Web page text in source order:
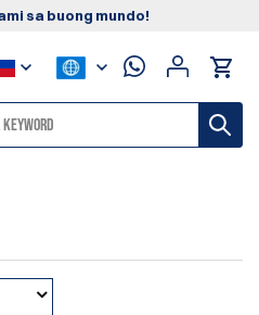
sa buong mundo!